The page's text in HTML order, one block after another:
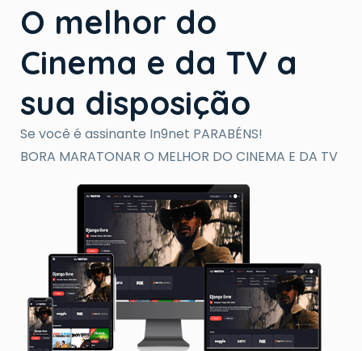
O melhor do
Cinema e da TV a
sua disposição
Se você é assinante In9net PARABÉNS!
BORA MARATONAR O MELHOR DO CINEMA E DA TV